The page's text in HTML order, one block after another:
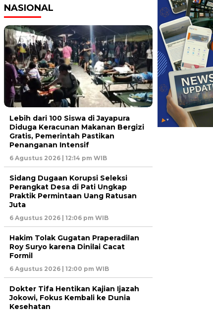
NASIONAL
Lebih dari 100 Siswa di Jayapura
Diduga Keracunan Makanan Bergizi
Gratis, Pemerintah Pastikan
Penanganan Intensif
6 Agustus 2026 | 12:14 pm WIB
Sidang Dugaan Korupsi Seleksi
Perangkat Desa di Pati Ungkap
Praktik Permintaan Uang Ratusan
Juta
6 Agustus 2026 | 12:06 pm WIB
Hakim Tolak Gugatan Praperadilan
Roy Suryo karena Dinilai Cacat
Formil
6 Agustus 2026 | 12:00 pm WIB
Dokter Tifa Hentikan Kajian Ijazah
Jokowi, Fokus Kembali ke Dunia
Kesehatan